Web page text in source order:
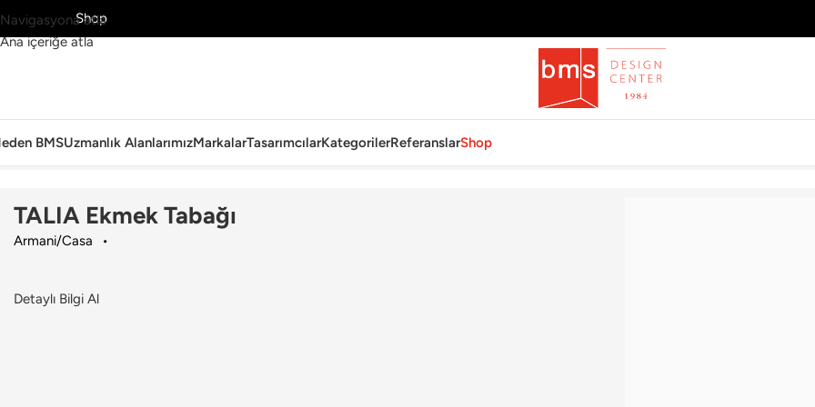
Navigasyona atla
Ana içeriğe atla
KeşfetShop
BMSUzmanlık AlanlarımızMarkalarTasarımcılarKategorilerReferanslarShop
Ana Sayfa›Sofra Grubu›Tabak & Tabak Seti›Armani/Casa›TALIA Ekmek Tabağı
TALIA Ekmek Tabağı
Armani/Casa
Detaylı Bilgi Al